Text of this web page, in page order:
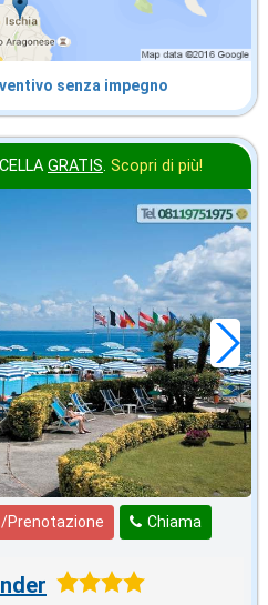
senza impegno
GRATIS. Scopri di più!
Chiama
Prenotazione